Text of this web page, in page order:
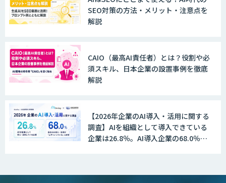
GENIEE SFA/CRM
WAN-RECORD Plus
Explaza 生成AI Partner | AX
SEO対策の方法・メリット・注意点を
解説
CAIO（最高AI責任者）とは？役割や必
須スキル、日本企業の設置事例を徹底
解説
【2026年企業のAI導入・活用に関する
調査】AIを組織として導入できている
企業は26.8％。AI導入企業の68.0％